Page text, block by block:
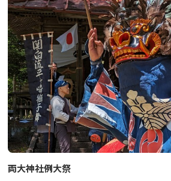
絶品グルメを心ゆくまでお楽しみください
【”今市（いまいち）”の名前の由来と『
日光市にある今市エリアは、四街道が交
『食』や『物』が集まった場所です。
そんな当エリアでは、毎週のように「朝
る「市＝いち」が盛んに開催されていた
地名が名付けられたといわれています。
両大神社例大祭